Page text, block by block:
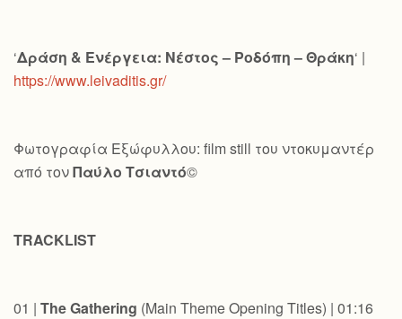
‘Δράση & Ενέργεια: Νέστος – Ροδόπη – Θράκη‘ |
https://www.leivaditis.gr/
Φωτογραφία Εξώφυλλου: film still του ντοκυμαντέρ
από τονΠαύλο Τσιαντό©
TRACKLIST
01 | The Gathering (Main Theme Opening Titles) | 01:16